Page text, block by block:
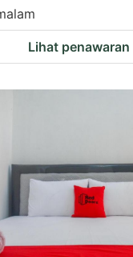
Lihat penawaran